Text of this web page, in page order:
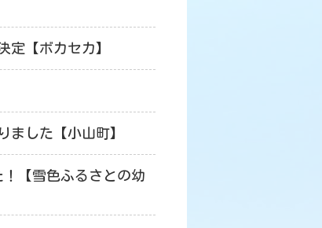
定【ボカセカ】
ました【小山町】
！【雪色ふるさとの幼